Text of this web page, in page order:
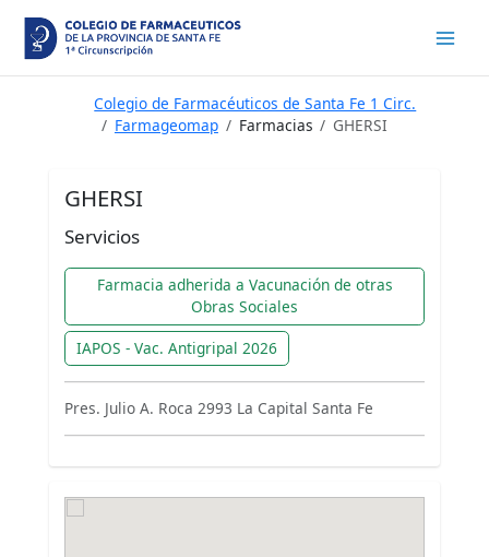
contenido
Colegio de Farmacéuticos de Santa Fe 1 Circ.
Farmageomap
Farmacias GHERSI
GHERSI
Servicios
Farmacia adherida a Vacunación de otras
Obras Sociales
IAPOS - Vac. Antigripal 2026
Pres. Julio A. Roca 2993 La Capital Santa Fe